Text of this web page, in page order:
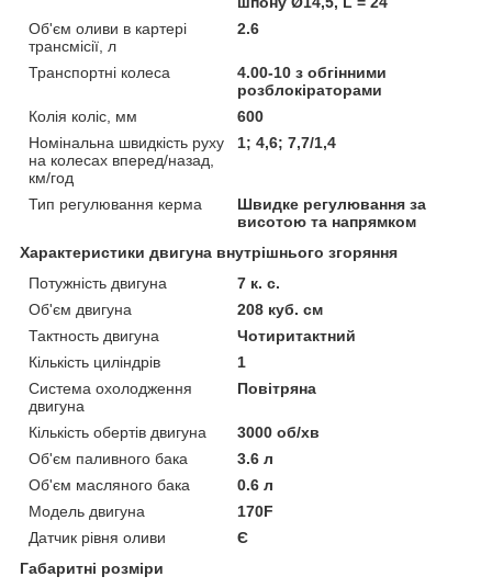
Об'єм оливи в картері
трансмісії, л
2.6
Транспортні колеса
4.00-10 з обгінними
розблокіраторами
Колія коліс, мм
600
Номінальна швидкість руху
на колесах вперед/назад,
км/год
1; 4,6; 7,7/1,4
Тип регулювання керма
Швидке регулювання за
висотою та напрямком
Характеристики двигуна внутрішнього згоряння
Потужність двигуна
7 к. с.
Об'єм двигуна
208 куб. см
Тактность двигуна
Чотиритактний
Кількість циліндрів
1
Система охолодження
двигуна
Повітряна
Кількість обертів двигуна
3000 об/хв
Об'єм паливного бака
3.6 л
Об'єм масляного бака
0.6 л
Модель двигуна
170F
Датчик рівня оливи
Є
Габаритні розміри